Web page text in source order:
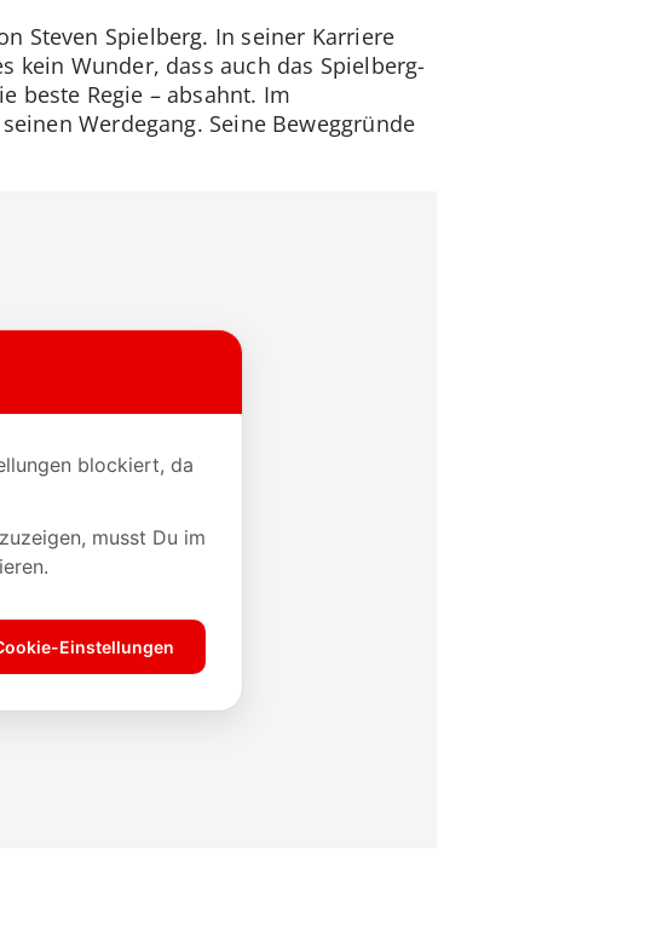
Steven Spielberg. In seiner Karriere
kein Wunder, dass auch das Spielberg-
beste Regie – absahnt. Im
Werdegang. Seine Beweggründe